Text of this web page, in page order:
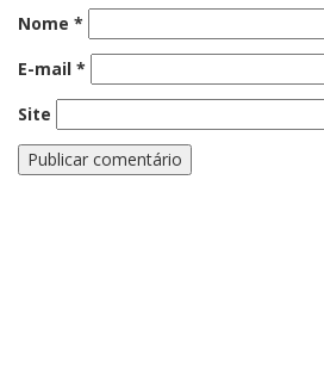
Nome *
E-mail *
Site